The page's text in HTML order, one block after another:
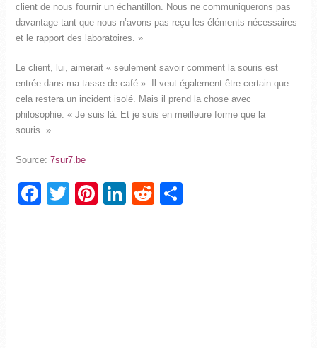
client de nous fournir un échantillon. Nous ne communiquerons pas
davantage tant que nous n’avons pas reçu les éléments nécessaires
et le rapport des laboratoires. »
Le client, lui, aimerait « seulement savoir comment la souris est
entrée dans ma tasse de café ». Il veut également être certain que
cela restera un incident isolé. Mais il prend la chose avec
philosophie. « Je suis là. Et je suis en meilleure forme que la
souris. »
Source: 7sur7.be
Facebook
TwitterPinterest
LinkedIn
Reddit